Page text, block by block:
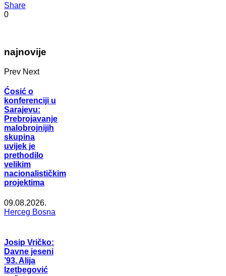
Share
0
najnovije
Prev Next
Ćosić o
konferenciji u
Sarajevu:
Prebrojavanje
malobrojnijih
skupina
uvijek je
prethodilo
velikim
nacionalističkim
projektima
09.08.2026.
Herceg Bosna
Josip Vričko:
Davne jeseni
’93. Alija
Izetbegović